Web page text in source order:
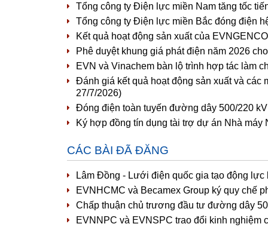
Tổng công ty Điện lực miền Nam tăng tốc
Tổng công ty Điện lực miền Bắc đóng điện
Kết quả hoạt động sản xuất của
Phê duyệt khung giá phát điện năm 2026
EVN và Vinachem bàn lộ trình hợp tác làm
Đánh giá kết quả hoạt động sản xuất và các
27/7/2026)
Đóng điện toàn tuyến đường dây 500/220
Ký hợp đồng tín dụng tài trợ dự án Nhà máy
CÁC BÀI ĐÃ ĐĂNG
Lâm Đồng - Lưới điện quốc gia tạo động
EVNHCMC và Becamex Group ký quy chế
Chấp thuận chủ trương đầu tư đường dây
EVNNPC và EVNSPC trao đổi kinh